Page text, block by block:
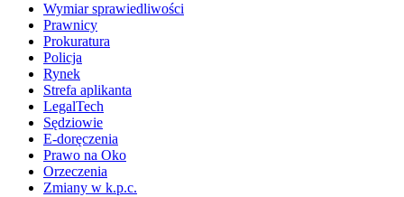
Wymiar sprawiedliwości
Prawnicy
Prokuratura
Policja
Rynek
Strefa aplikanta
LegalTech
Sędziowie
E-doręczenia
Prawo na Oko
Orzeczenia
Zmiany w k.p.c.